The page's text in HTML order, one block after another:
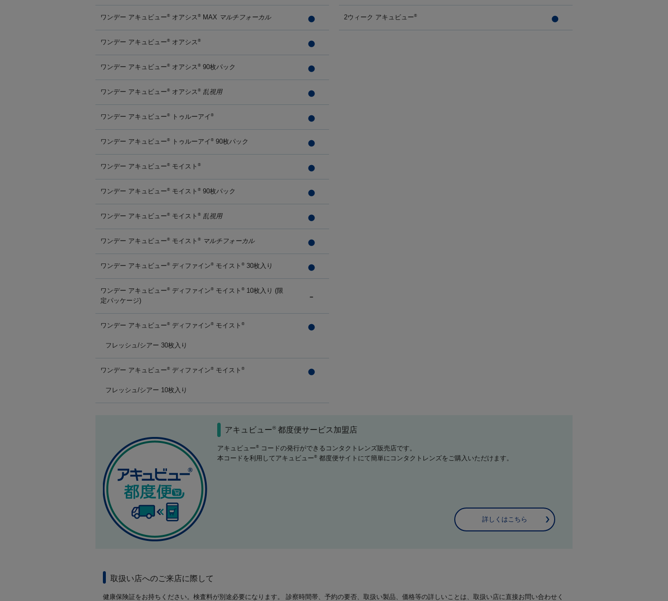
ワンデー アキュビュー® オアシス ® MAX マルチフォーカル
ワンデー アキュビュー® オアシス ®
ワンデー アキュビュー® オアシス ® 90枚パック
ワンデー アキュビュー® オアシス ® 乱視用
ワンデー アキュビュー® トゥルーアイ ®
ワンデー アキュビュー® トゥルーアイ ® 90枚パック
ワンデー アキュビュー® モイスト ®
ワンデー アキュビュー® モイスト ® 90枚パック
ワンデー アキュビュー® モイスト ® 乱視用
ワンデー アキュビュー® モイスト ® マルチフォーカル
ワンデー アキュビュー® ディファイン® モイスト ® 30枚入り
ワンデー アキュビュー® ディファイン® モイスト ® 10枚入り (限
定パッケージ)
ワンデー アキュビュー® ディファイン® モイスト ®
フレッシュ/シアー 30枚入り
ワンデー アキュビュー® ディファイン® モイスト ®
フレッシュ/シアー 10枚入り
2ウィーク アキュビュー®
アキュビュー® 都度便サービス加盟店
アキュビュー®
コードの発行ができるコンタクトレンズ販売店です。
本コードを利用してアキュビュー® 都度便サイトにて簡単にコンタクトレンズをご購入いただけます。
詳しくはこちら
取扱い店へのご来店に際して
健康保険証をお持ちください。検査料が別途必要になります。 診察時間帯、予約の要否、取扱い製品、価格等の詳しいことは、取扱い店に直接お問い合わせく